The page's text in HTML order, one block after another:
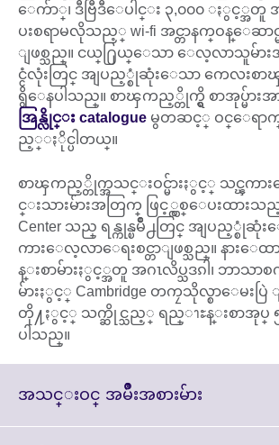
ေက်ာ္၊ ဒီဗြီဒီေပါင္း ၃,၀၀၀ ႏွင့္အတူ
ပးစရာမလိုသည့္ wi-fi အင္တာနက္ဝန္ေဆ
ျဖစ္သည္။ ငယ္႐ြယ္ေသာ ေလ့လာသူမ်
င္ငံလုံးတြင္ အျပည့္စုံဆုံးေသာ ကေလး
ရွိေနပါသည္။ စာၾကည့္တိုက္ရွိ စာအုပ္မ်ားအ
အြန္လိုင္း catalogue မွတဆင့္ ဝင္ေရာ
ည့္ႏိုင္ပါတယ္။
စာၾကည့္တိုက္အသင္းဝင္မ်ားႏွင့္ သင္ၾကာ
င္းသားမ်ားအတြက္ ဖြင့္လွစ္ေပးထားသည့္
Center သည္ ရန္ကုန္ၿမိဳ႕တြင္ အျပည့္စုံဆုံ
ကားေလ့လာေရးစင္တာျဖစ္သည္။ နားေထ
န္းစာမ်ားႏွင့္အတူ အဂၤလိပ္သဒၵါ၊ ဘာသာ
မ်ားႏွင့္ Cambridge တကၠသိုလ္စာေမးပြဲ
တို႔ႏွင့္ သက္ဆိုင္သည့္ ရည္ၫႊန္းစာအုပ္ ၅
ပါသည္။
အသင္းဝင္ အမ်ိဳးအစားမ်ား